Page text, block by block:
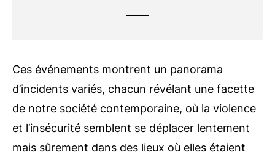
Ces événements montrent un panorama
d’incidents variés, chacun révélant une facette
de notre société contemporaine, où la violence
et l’insécurité semblent se déplacer lentement
mais sûrement dans des lieux où elles étaient